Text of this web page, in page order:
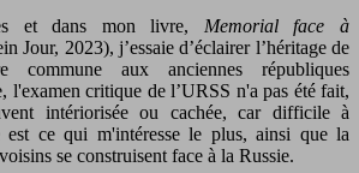
et dans mon livre, Memorial face à
Jour, 2023), j’essaie d’éclairer l’héritage de
commune aux anciennes républiques
l'examen critique de l’URSS n'a pas été fait,
intériorisée ou cachée, car difficile à
est ce qui m'intéresse le plus, ainsi que la
se construisent face à la Russie.